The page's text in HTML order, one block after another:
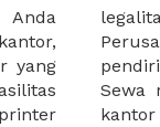
Anda
yang
akte
sewa
anda